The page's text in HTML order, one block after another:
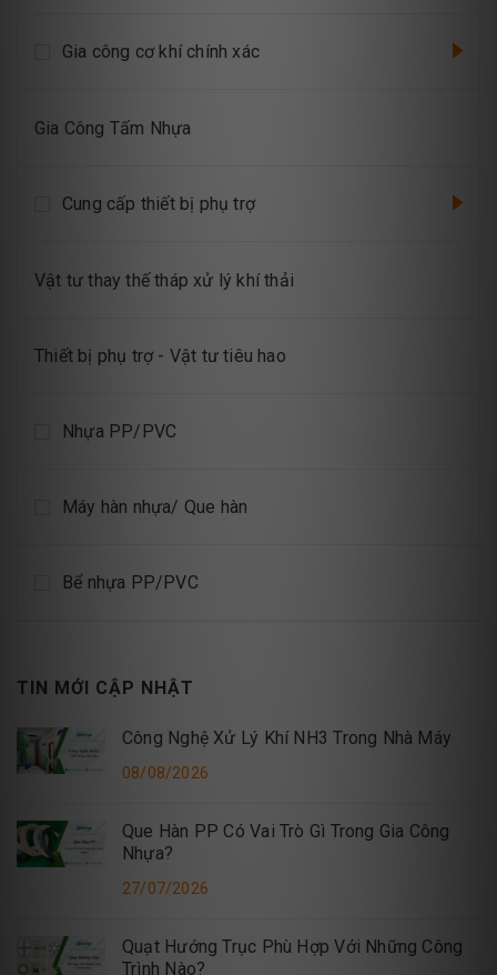
Gia công cơ khí chính xác
Gia Công Tấm Nhựa
Cung cấp thiết bị phụ trợ
Vật tư thay thế tháp xử lý khí thải
Thiết bị phụ trợ - Vật tư tiêu hao
Nhựa PP/PVC
Máy hàn nhựa/ Que hàn
Bể nhựa PP/PVC
TIN MỚI CẬP NHẬT
Công Nghệ Xử Lý Khí NH3 Trong Nhà Máy
08/08/2026
Que Hàn PP Có Vai Trò Gì Trong Gia Công
Nhựa?
27/07/2026
Quạt Hướng Trục Phù Hợp Với Những Công
Trình Nào?